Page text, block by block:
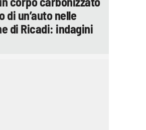
di un’auto nelle
di Ricadi: indagini